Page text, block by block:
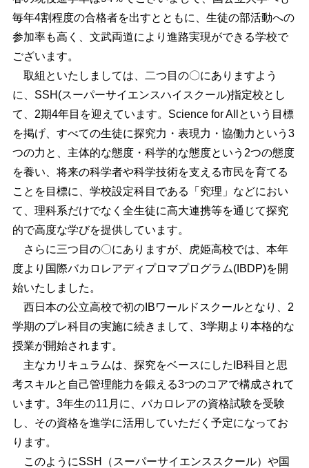
毎年4割程度の合格者を出すとともに、生徒の部活動への
参加率も高く、文武両道により進路実現ができる学校で
ございます。
取組といたしましては、二つ目の〇にありますよう
に、SSH(スーパーサイエンスハイスクール)指定校とし
て、2期4年目を迎えています。Science for Allという目標
を掲げ、すべての生徒に探究力・表現力・協働力という3
つの力と、主体的な態度・科学的な態度という2つの態度
を養い、将来の科学者や科学技術を支える市民を育てる
ことを目標に、学校設定科目である「究理」などにおい
て、理科系だけでなく全生徒に高大連携等を通じて探究
的で高度な学びを提供しています。
さらに三つ目の〇にありますが、虎姫高校では、本年
度より国際バカロレアディプロマプログラム(IBDP)を開
始いたしました。
西日本の公立高校で初のIBワールドスクールとなり、2
学期のプレ科目の実施に続きまして、3学期より本格的な
授業が開始されます。
主なカリキュラムは、探究をベースにしたIB科目と思
考スキルと自己管理能力を鍛える3つのコアで構成されて
います。3年生の11月に、バカロレアの資格試験を受験
し、その資格を進学に活用していただく予定になってお
ります。
このようにSSH（スーパーサイエンススクール）や国